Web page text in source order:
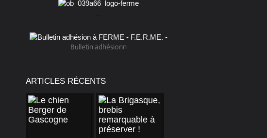
Bulletin adhésionn
ARTICLES RÉCENTS